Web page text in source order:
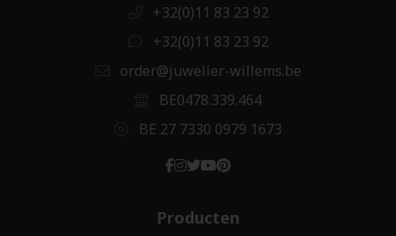
+32(0)11 83 23 92
+32(0)11 83 23 92
order@juwelier-willems.be
BE0478.339.464
BE 27 7330 0979 1673
Producten